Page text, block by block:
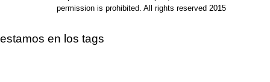
permission is prohibited. All rights reserved 2015
estamos en los tags